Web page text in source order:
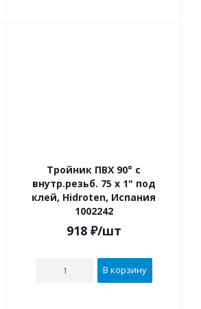
Тройник ПВХ 90° с
внутр.резьб. 75 х 1" под
клей, Hidroten, Испания
1002242
918₽/шт
В корзину